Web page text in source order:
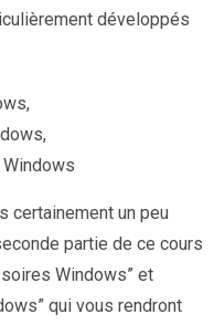
développés
certainement un peu
partie de ce cours
Windows” et
qui vous rendront